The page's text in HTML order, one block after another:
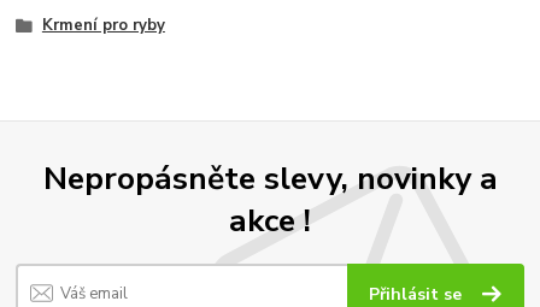
Krmení pro ryby
Nepropásněte slevy, novinky a
akce !
Přihlásit se